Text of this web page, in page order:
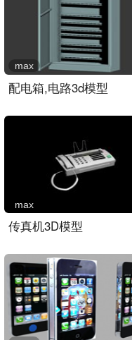
配电箱,电路3d模型
max
传真机3D模型
max